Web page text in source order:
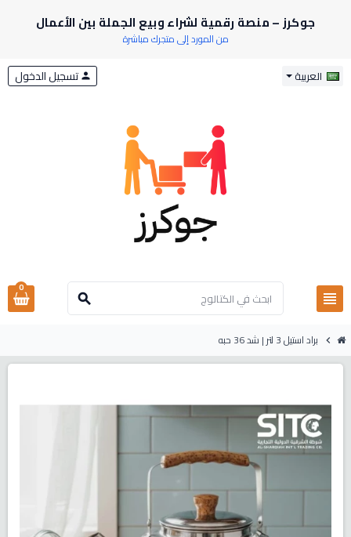
جوكرز – منصة رقمية لشراء وبيع الجملة بين الأعمال
من المورد إلى متجرك مباشرة
العربية
view_headline
search
person تسجيل الدخول
0
chevron_right براد استيل 3 لتر | شد 36 حبه